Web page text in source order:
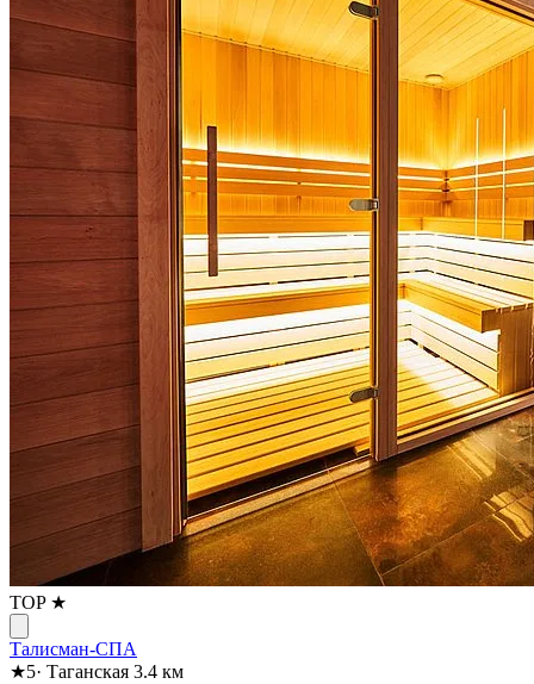
TOP ★
Талисман-СПА
★5· Таганская 3.4 км